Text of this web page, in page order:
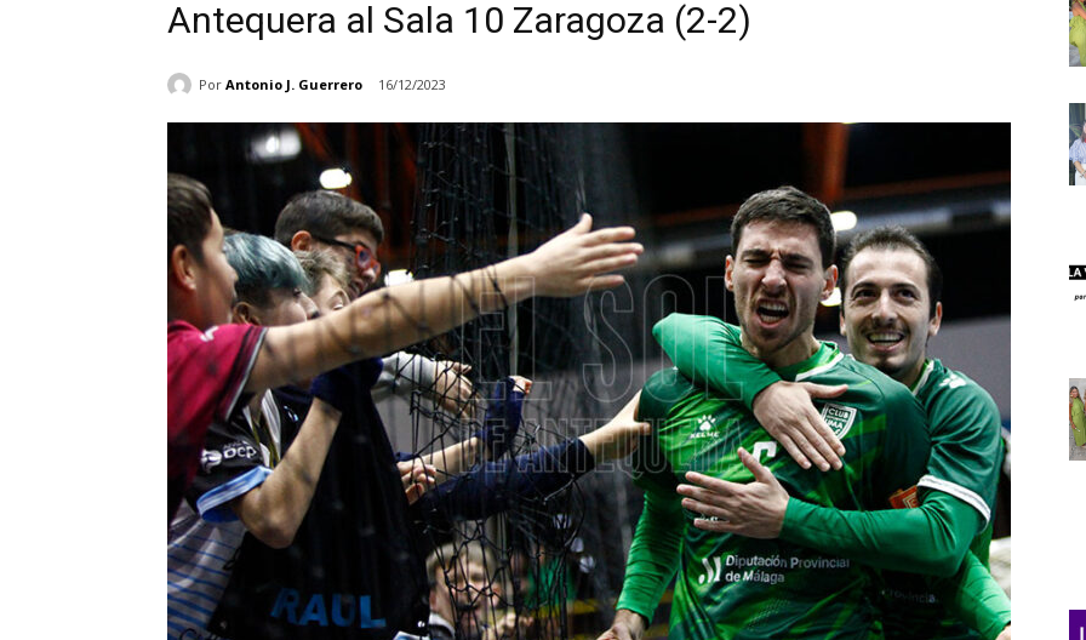
Antequera al Sala 10 Zaragoza (2-2)
Por Antonio J. Guerrero 16/12/2023